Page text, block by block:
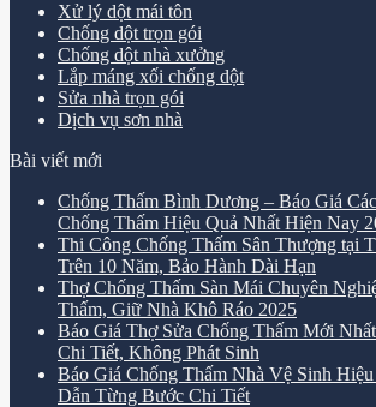
Xử lý dột mái tôn
Chống dột trọn gói
Chống dột nhà xưởng
Lắp máng xối chống dột
Sửa nhà trọn gói
Dịch vụ sơn nhà
Bài viết mới
Chống Thấm Bình Dương – Báo Giá
Chống Thấm Hiệu Quả Nhất Hiện Nay
Thi Công Chống Thấm Sân Thượng tại
Trên 10 Năm, Bảo Hành Dài Hạn
Thợ Chống Thấm Sàn Mái Chuyên
Thấm, Giữ Nhà Khô Ráo 2025
Báo Giá Thợ Sửa Chống Thấm Mới
Chi Tiết, Không Phát Sinh
Báo Giá Chống Thấm Nhà Vệ Sinh
Dẫn Từng Bước Chi Tiết